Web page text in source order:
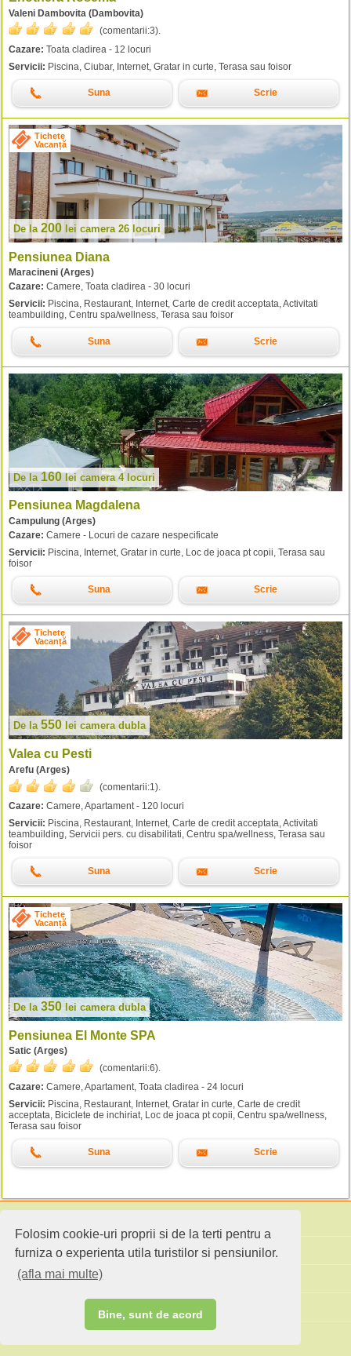
Folosim cookie-uri proprii si de la terti pentru a
furniza o experienta utila turistilor si pensiunilor.
(afla mai multe)
Bine, sunt de acord
Valeni Dambovita (Dambovita)
(comentarii:3).
Cazare: Toata cladirea - 12 locuri
Servicii: Piscina, Ciubar, Internet, Gratar in curte, Terasa sau foisor
Suna Scrie
Tichete
Vacanță
De la 200 lei camera 26 locuri
Pensiunea Diana
Maracineni (Arges)
Cazare: Camere, Toata cladirea - 30 locuri
Servicii: Piscina, Restaurant, Internet, Carte de credit acceptata, Activitati
teambuilding, Centru spa/wellness, Terasa sau foisor
Suna Scrie
De la 160 lei camera 4 locuri
Pensiunea Magdalena
Campulung (Arges)
Cazare: Camere - Locuri de cazare nespecificate
Servicii: Piscina, Internet, Gratar in curte, Loc de joaca pt copii, Terasa sau
foisor
Suna Scrie
Tichete
Vacanță
De la 550 lei camera dubla
Valea cu Pesti
Arefu (Arges)
(comentarii:1 ).
Cazare: Camere, Apartament - 120 locuri
Servicii: Piscina, Restaurant, Internet, Carte de credit acceptata, Activitati
teambuilding, Servicii pers. cu disabilitati, Centru spa/wellness, Terasa sau
foisor
Suna Scrie
Tichete
Vacanță
De la 350 lei camera dubla
Pensiunea El Monte SPA
Satic (Arges)
(comentarii:6).
Cazare: Camere, Apartament, Toata cladirea - 24 locuri
Servicii: Piscina, Restaurant, Internet, Gratar in curte, Carte de credit
acceptata, Biciclete de inchiriat, Loc de joaca pt copii, Centru spa/wellness,
Terasa sau foisor
Suna Scrie
Cauta pensiuni